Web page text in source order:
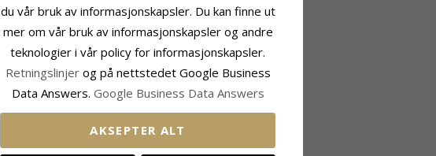
du vår bruk av informasjonskapsler. Du kan finne ut
mer om vår bruk av informasjonskapsler og andre
teknologier i vår policy for informasjonskapsler.
Retningslinjer og på nettstedet Google Business
Data Answers. Google Business Data Answers
AKSEPTER ALT